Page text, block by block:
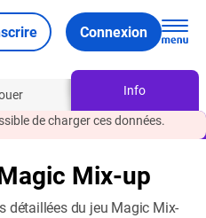
Connexion
Info
de charger ces données.
Mix-up
détaillées du jeu Magic Mix-